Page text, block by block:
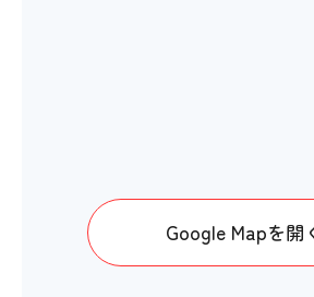
Google Mapを開